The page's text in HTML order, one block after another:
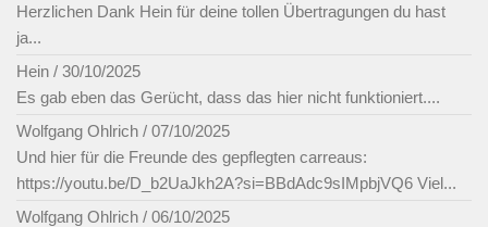
Herzlichen Dank Hein für deine tollen Übertragungen du hast
ja...
Hein / 30/10/2025
Es gab eben das Gerücht, dass das hier nicht funktioniert....
Wolfgang Ohlrich / 07/10/2025
Und hier für die Freunde des gepflegten carreaus:
https://youtu.be/D_b2UaJkh2A?si=BBdAdc9sIMpbjVQ6 Viel...
Wolfgang Ohlrich / 06/10/2025